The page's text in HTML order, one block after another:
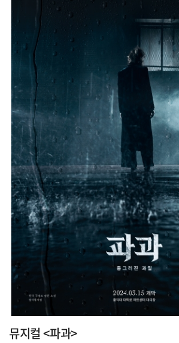
뮤지컬 <파과>